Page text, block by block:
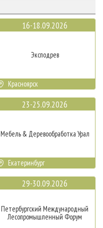
16-18.09.2026
Эксподрев
Красноярск
23-25.09.2026
Мебель & Деревообработка Урал
Екатеринбург
29-30.09.2026
Петербургский Международный
Лесопромышленный Форум